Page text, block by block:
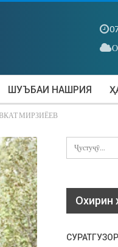
ШУЪБАИ НАШРИЯ
МИРЗИЁЕВ
Охирин